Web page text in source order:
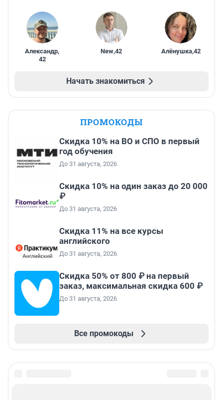
Александр,
42
New,42 Алёнушка,42
Начать знакомиться
ПРОМОКОДЫ
Скидка 10% на ВО и СПО в первый
год обучения
До 31 августа, 2026
Скидка 10% на один заказ до 20 000
₽
До 31 августа, 2026
Скидка 11% на все курсы
английского
До 31 августа, 2026
Скидка 50% от 800 ₽ на первый
заказ, максимальная скидка 600 ₽
До 31 августа, 2026
Все промокоды